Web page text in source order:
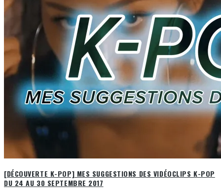
[DÉCOUVERTE K-POP] MES SUGGESTIONS DES VIDÉOCLIPS K-POP
DU 24 AU 30 SEPTEMBRE 2017